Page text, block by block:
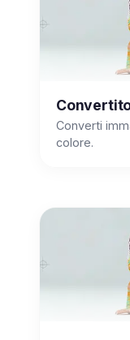
Converti
colore.